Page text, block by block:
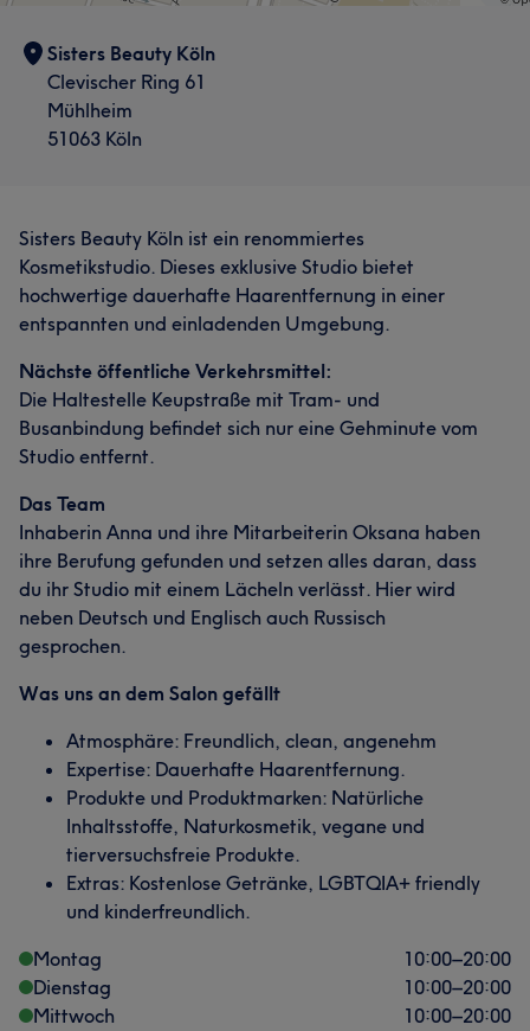
Sisters Beauty Köln
Clevischer Ring 61
Mühlheim
51063 Köln
Sisters Beauty Köln ist ein renommiertes
Kosmetikstudio. Dieses exklusive Studio bietet
hochwertige dauerhafte Haarentfernung in einer
entspannten und einladenden Umgebung.
Nächste öffentliche Verkehrsmittel:
Die Haltestelle Keupstraße mit Tram- und
Busanbindung befindet sich nur eine Gehminute vom
Studio entfernt.
Das Team
Inhaberin Anna und ihre Mitarbeiterin Oksana haben
ihre Berufung gefunden und setzen alles daran, dass
du ihr Studio mit einem Lächeln verlässt. Hier wird
neben Deutsch und Englisch auch Russisch
gesprochen.
Was uns an dem Salon gefällt
Atmosphäre: Freundlich, clean, angenehm
Expertise: Dauerhafte Haarentfernung.
Produkte und Produktmarken: Natürliche
Inhaltsstoffe, Naturkosmetik, vegane und
tierversuchsfreie Produkte.
Extras: Kostenlose Getränke, LGBTQIA+ friendly
und kinderfreundlich.
Montag
10:00–20:00
Dienstag
10:00–20:00
Mittwoch
10:00–20:00